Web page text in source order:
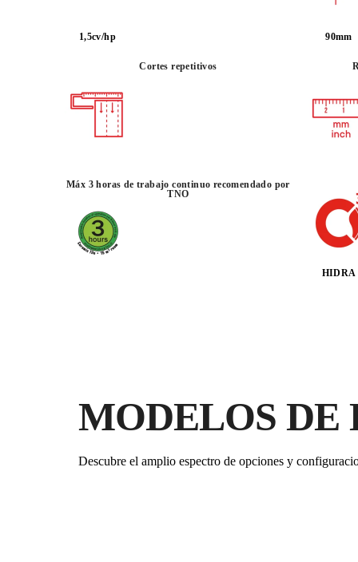
1,5cv/hp 90mm
Cortes repetitivos
Máx 3 horas de trabajo continuo recomendado por
TNO
HIDRA
MODELOS DE
Descubre el amplio espectro de opciones y